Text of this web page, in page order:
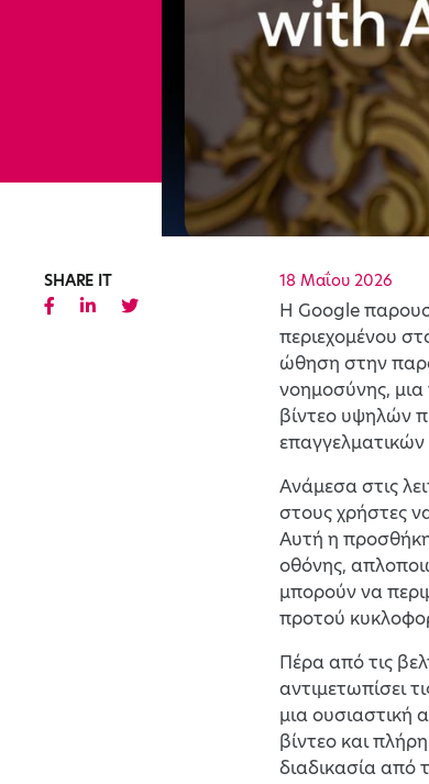
SHARE IT 18 Μαΐου 2026
Η Google
περιεχομένου
ώθηση στην
νοημοσύνης,
βίντεο υψηλών
Ανάμεσα στις
στους χρήστες
Αυτή η
οθόνης,
μπορούν να
προτού
Πέρα από τις
αντιμετωπίσει
μια ουσιαστική
βίντεο και
διαδικασία από